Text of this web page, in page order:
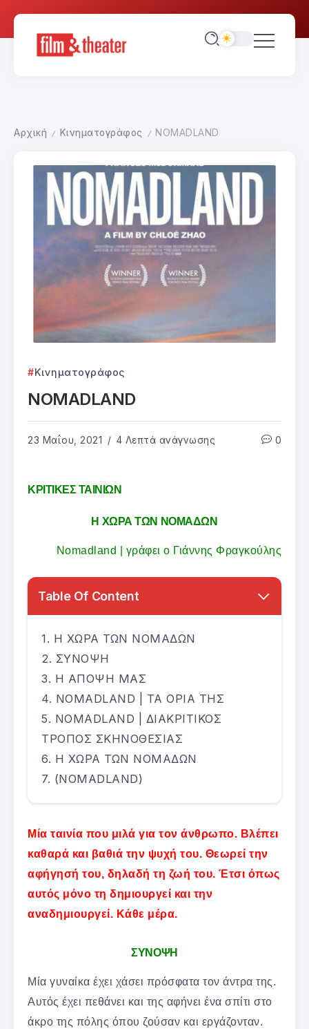
Αρχική / Κινηματογράφος / NOMADLAND
Κινηματογράφος
NOMADLAND
23 Μαΐου, 2021 4 Λεπτά ανάγνωσης 0
ΚΡΙΤΙΚΕΣ ΤΑΙΝΙΩΝ
Η ΧΩΡΑ ΤΩΝ ΝΟΜΑΔΩΝ
Nomadland | γράφει ο Γιάννης Φραγκούλης
Table Of Content
Η ΧΩΡΑ ΤΩΝ ΝΟΜΑΔΩΝ
ΣΥΝΟΨΗ
Η ΑΠΟΨΗ ΜΑΣ
NOMADLAND | ΤΑ ΟΡΙΑ ΤΗΣ
NOMADLAND | ΔΙΑΚΡΙΤΙΚΟΣ
ΤΡΟΠΟΣ ΣΚΗΝΟΘΕΣΙΑΣ
Η ΧΩΡΑ ΤΩΝ ΝΟΜΑΔΩΝ
(NOMADLAND)
Μία ταινία που μιλά για τον άνθρωπο. Βλέπει
καθαρά και βαθιά την ψυχή του. Θεωρεί την
αφήγησή του, δηλαδή τη ζωή του. Έτσι όπως
αυτός μόνο τη δημιουργεί και την
αναδημιουργεί. Κάθε μέρα.
ΣΥΝΟΨΗ
Μία γυναίκα έχει χάσει πρόσφατα τον άντρα της.
Αυτός έχει πεθάνει και της αφήνει ένα σπίτι στο
άκρο της πόλης όπου ζούσαν και εργάζονταν.